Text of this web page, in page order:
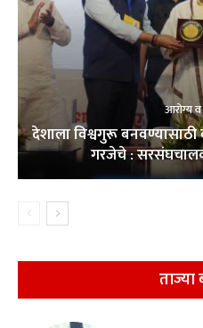
आरोग्य
देशाला विश्वगुरू
गरजेचे :
ताज्या